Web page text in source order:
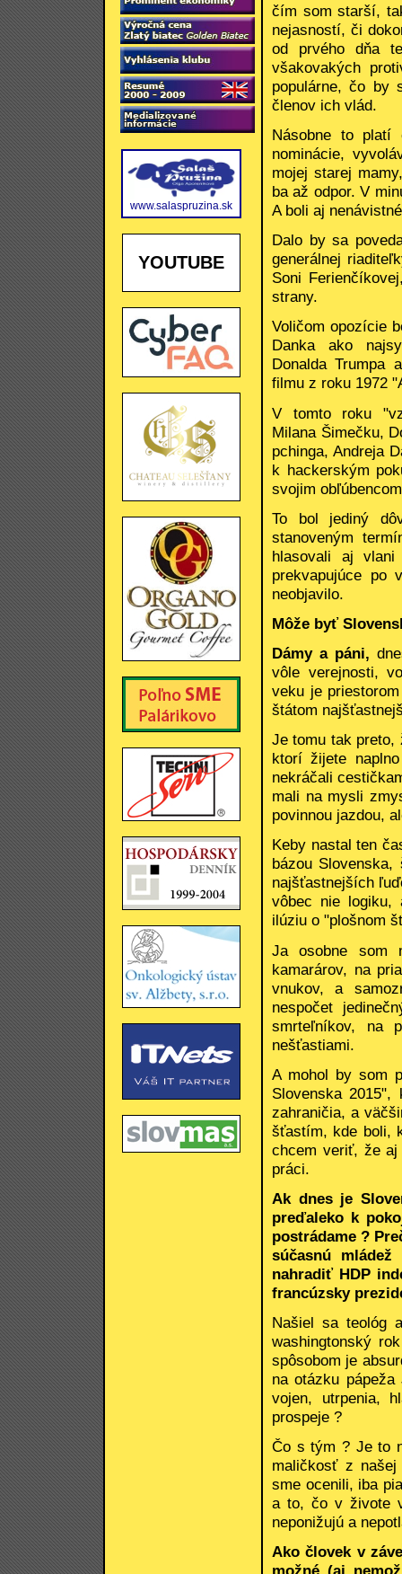
www.salaspruzina.sk
YOUTUBE
čím som starší,
nejasností, či
od prvého dňa
všakovakých
populárne, čo by
členov ich vlád.
Násobne to platí
nominácie,
mojej starej
ba až odpor. V
A boli aj
Dalo by sa
generálnej
Soni
strany.
Voličom opozície
Danka ako
Donalda Trumpa
filmu z roku 1972
V tomto roku
Milana Šimečku,
pchinga, Andreja
k hackerským
svojim
To bol jediný
stanoveným
hlasovali aj
prekvapujúce po
neobjavilo.
Môže byť
Dámy a páni,
vôle verejnosti,
veku je
štátom
Je tomu tak preto,
ktorí žijete
nekráčali
mali na mysli
povinnou jazdou,
Keby nastal ten
bázou
najšťastnejších
vôbec nie logiku,
ilúziu o "plošnom
Ja osobne som
kamarárov, na
vnukov, a
nespočet
smrteľníkov, na
nešťastiami.
A mohol by som
Slovenska
zahraničia, a
šťastím, kde boli,
chcem veriť, že
práci.
Ak dnes je
preďaleko k
postrádame ?
súčasnú
nahradiť HDP
francúzsky
Našiel sa teológ
washingtonský
spôsobom je
na otázku
vojen, utrpenia,
prospeje ?
Čo s tým ? Je to
maličkosť z
sme ocenili, iba
a to, čo v živote
neponižujú a
Ako človek v